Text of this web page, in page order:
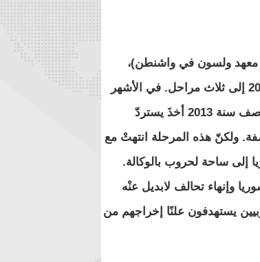
معهد ولسون في واشنطن)،
يقسّم الدكتور جبين غدارزي مسار الأزمة السورية منذ اندلاع الثورة سنة 2011 إلى ثلاث مراحل. في الأشهر
الأولى عرفَ النظامُ السوري عدّة نكسات وبدتْ أيامه معدودة. ولكنّه مع منتصف سنة 2013 أخذَ يستردّ
ولكنّ هذه المرحلة انتهتْ مع
سوريا إلى ساحة لحروب بالوكالة.
وإنهاء تحالف لابديل عنْه
أن الغربيين يستهدفون علنًا إخراجهم من